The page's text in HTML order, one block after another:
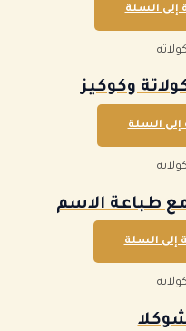
إلى السلة
وكوكيز
إلى السلة
طباعة الاسم
إلى السلة